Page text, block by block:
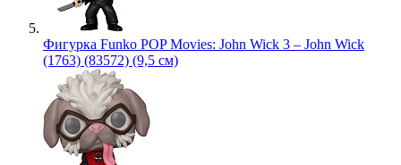
Фигурка Funko POP Movies: John Wick 3 – John Wick
(1763) (83572) (9,5 см)